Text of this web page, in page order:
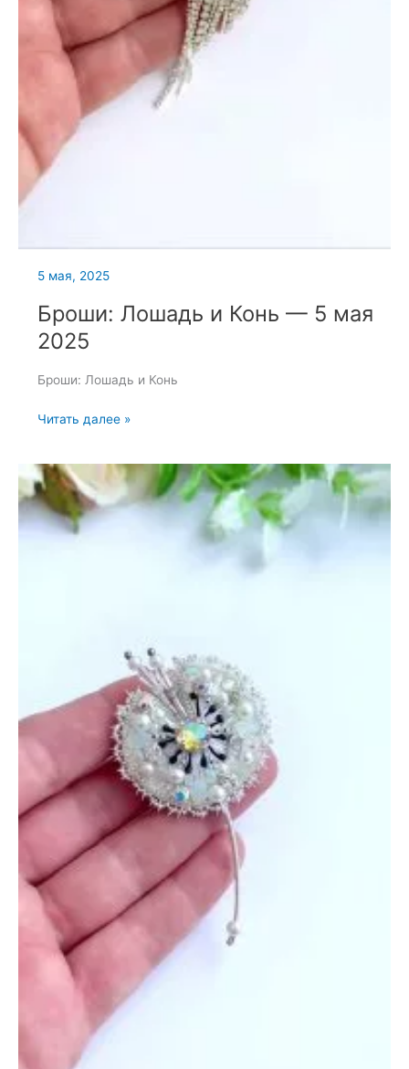
5 мая, 2025
Броши: Лошадь и Конь — 5 мая
2025
Броши: Лошадь и Конь
Броши:
Конь
—
5
Читать далее »